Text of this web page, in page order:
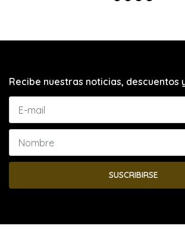
Recibe nuestras noticias, descuentos
SUSCRIBIRSE